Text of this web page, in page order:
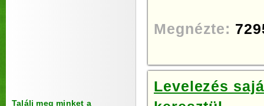
Találj meg minket a
Megnézte:
Levelezés